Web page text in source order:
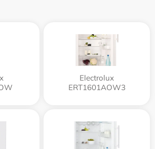
Electrolux
ERT1601AOW3